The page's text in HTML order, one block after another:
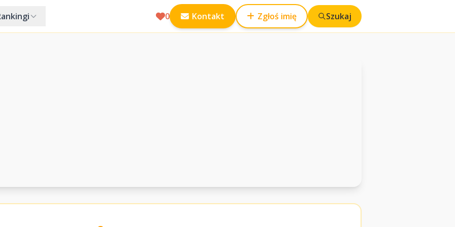
0 Kontakt Zgłoś imię Szukaj